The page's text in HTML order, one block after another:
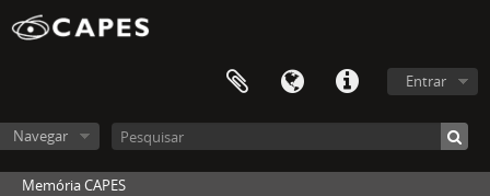
Entrar
Navegar
Memória CAPES